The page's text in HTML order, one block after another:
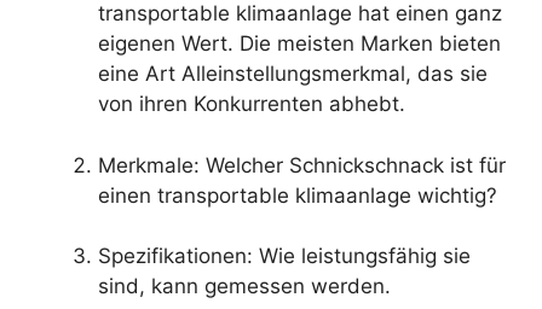
transportable klimaanlage hat einen ganz
eigenen Wert. Die meisten Marken bieten
eine Art Alleinstellungsmerkmal, das sie
von ihren Konkurrenten abhebt.
Merkmale: Welcher Schnickschnack ist für
einen transportable klimaanlage wichtig?
Spezifikationen: Wie leistungsfähig sie
sind, kann gemessen werden.